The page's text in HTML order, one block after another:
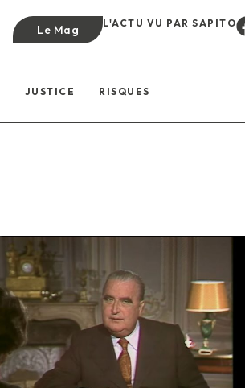
Le Mag L'ACTU VU PAR SAPITO
JUSTICE RISQUES